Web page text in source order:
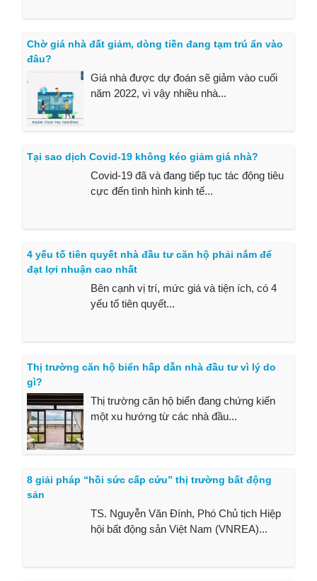
Chờ giá nhà đất giảm, dòng tiền đang tạm trú ẩn vào
đâu?
Giá nhà được dự đoán sẽ giảm vào cuối
năm 2022, vì vậy nhiều nhà...
Tại sao dịch Covid-19 không kéo giảm giá nhà?
Covid-19 đã và đang tiếp tục tác động tiêu
cực đến tình hình kinh tế...
4 yếu tố tiên quyết nhà đầu tư căn hộ phải nắm để
đạt lợi nhuận cao nhất
Bên cạnh vị trí, mức giá và tiện ích, có 4
yếu tố tiên quyết...
Thị trường căn hộ biển hấp dẫn nhà đầu tư vì lý do
gì?
Thị trường căn hộ biển đang chứng kiến
một xu hướng từ các nhà đầu...
8 giải pháp “hồi sức cấp cứu” thị trường bất động
sản
TS. Nguyễn Văn Đính, Phó Chủ tịch Hiệp
hội bất động sản Việt Nam (VNREA)...